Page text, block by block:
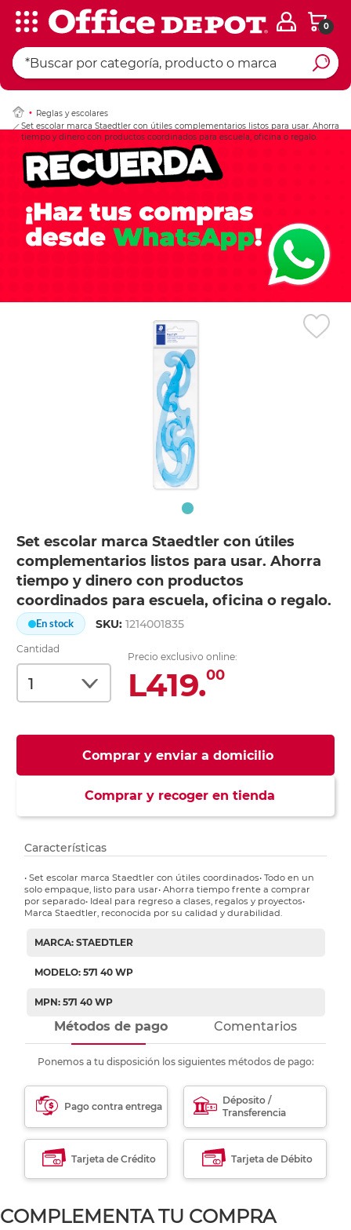
0
Reglas y escolares
Set escolar marca Staedtler con útiles complementarios listos para usar. Ahorra
tiempo y dinero con productos coordinados para escuela, oficina o regalo.
Set escolar marca Staedtler con útiles
complementarios listos para usar. Ahorra
tiempo y dinero con productos
coordinados para escuela, oficina o regalo.
En stock SKU:1214001835
Cantidad
Precio exclusivo online:
L419.00
Comprar y enviar a domicilio
Comprar y recoger en tienda
Ingresar Codigo
Características
• Set escolar marca Staedtler con útiles coordinados• Todo en un
solo empaque, listo para usar• Ahorra tiempo frente a comprar
por separado• Ideal para regreso a clases, regalos y proyectos•
Marca Staedtler, reconocida por su calidad y durabilidad.
MARCA: STAEDTLER
MODELO: 571 40 WP
MPN: 571 40 WP
Métodos de pago Comentarios
Ponemos a tu disposición los siguientes métodos de pago:
Pago contra entrega
Déposito /
Transferencia
Tarjeta de Crédito Tarjeta de Débito
COMPLEMENTA TU COMPRA